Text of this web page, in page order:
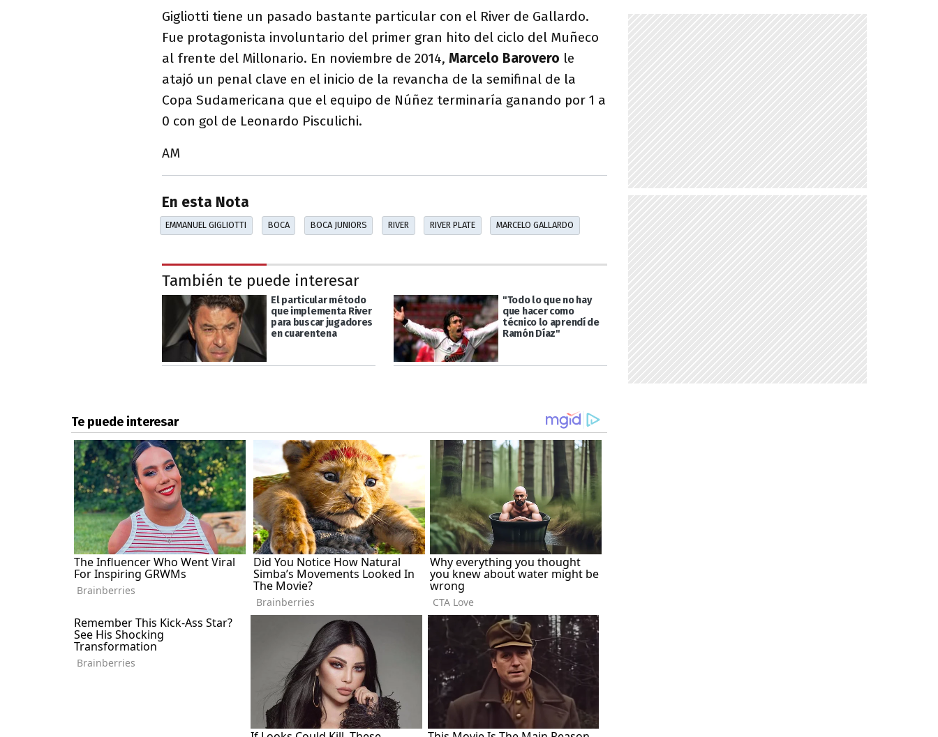
Gigliotti tiene un pasado bastante particular con el River de Gallardo.
Fue protagonista involuntario del primer gran hito del ciclo del Muñeco
al frente del Millonario. En noviembre de 2014, Marcelo Barovero le
atajó un penal clave en el inicio de la revancha de la semifinal de la
Copa Sudamericana que el equipo de Núñez terminaría ganando por 1 a
0 con gol de Leonardo Pisculichi.
AM
En esta Nota
EMMANUEL GIGLIOTTI BOCA BOCA JUNIORS RIVER RIVER PLATE MARCELO GALLARDO
También te puede interesar
El particular método
que implementa River
para buscar jugadores
en cuarentena
"Todo lo que no hay
que hacer como
técnico lo aprendí de
Ramón Díaz"